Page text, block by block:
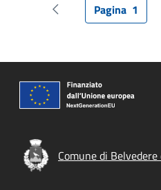
Pagina precedente
Pagina
Pagina 1
Comune di